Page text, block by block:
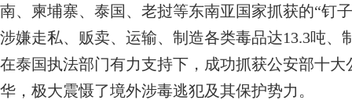
南、柬埔寨、泰国、老挝等东南亚国家抓获的“钉
涉嫌走私、贩卖、运输、制造各类毒品达13.3吨、
在泰国执法部门有力支持下，成功抓获公安部十
华，极大震慑了境外涉毒逃犯及其保护势力。